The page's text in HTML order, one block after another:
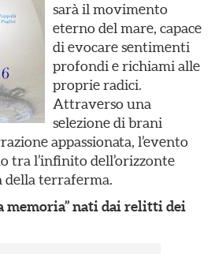
sarà il movimento
eterno del mare, capace
di evocare sentimenti
profondi e richiami alle
proprie radici.
Attraverso una
selezione di brani
appassionata, l’evento
tra l’infinito dell’orizzonte
della terraferma.
memoria” nati dai relitti dei